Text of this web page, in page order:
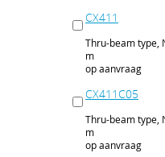
CX411
Thru-beam type,
m
op aanvraag
CX411C05
Thru-beam type,
m
op aanvraag